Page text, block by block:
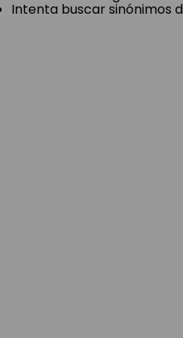
Intenta buscar sinónimos